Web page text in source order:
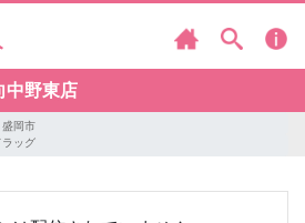
中野東店
盛岡市
ラッグ